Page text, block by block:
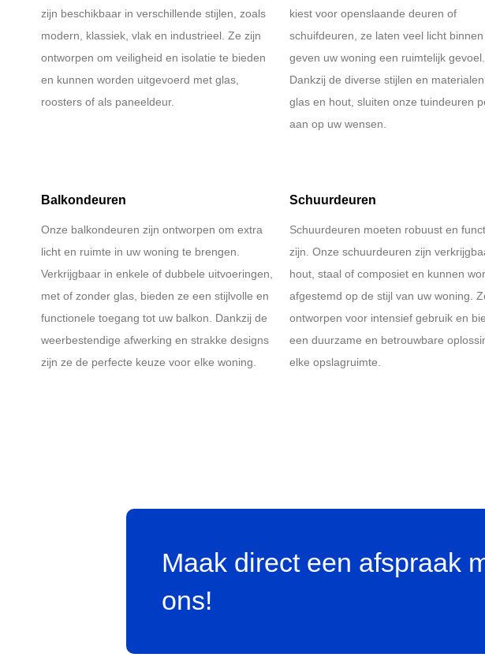
zijn beschikbaar in verschillende stijlen, zoals
modern, klassiek, vlak en industrieel. Ze zijn
ontworpen om veiligheid en isolatie te bieden
en kunnen worden uitgevoerd met glas,
roosters of als paneeldeur.
kiest voor openslaande deuren of
schuifdeuren, ze laten veel licht binnen
geven uw woning een ruimtelijk gevoel.
Dankzij de diverse stijlen en
glas en hout, sluiten onze tuindeuren
aan op uw wensen.
Balkondeuren
Onze balkondeuren zijn ontworpen om extra
licht en ruimte in uw woning te brengen.
Verkrijgbaar in enkele of dubbele uitvoeringen,
met of zonder glas, bieden ze een stijlvolle en
functionele toegang tot uw balkon. Dankzij de
weerbestendige afwerking en strakke designs
zijn ze de perfecte keuze voor elke woning.
Schuurdeuren
Schuurdeuren moeten robuust en
zijn. Onze schuurdeuren zijn
hout, staal of composiet en kunnen
afgestemd op de stijl van uw woning.
ontworpen voor intensief gebruik en
een duurzame en betrouwbare
elke opslagruimte.
Maak direct een afspraak
ons!